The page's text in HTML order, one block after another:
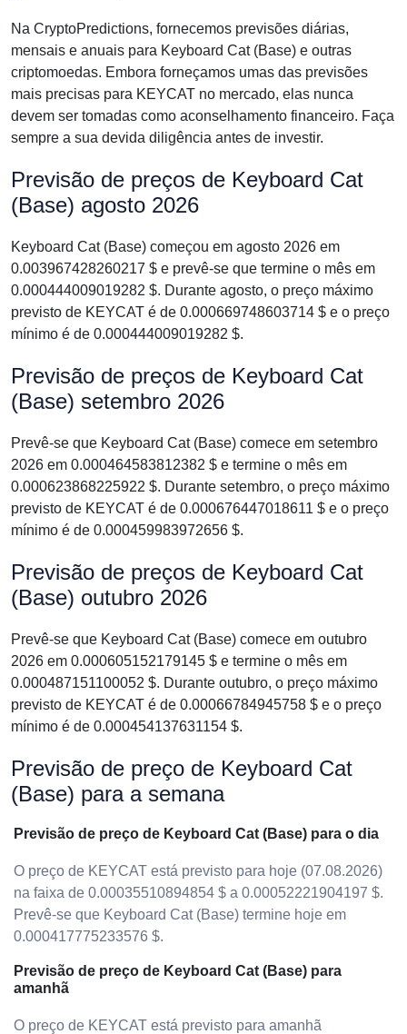
Na CryptoPredictions, fornecemos previsões diárias,
mensais e anuais para Keyboard Cat (Base) e outras
criptomoedas. Embora forneçamos umas das previsões
mais precisas para KEYCAT no mercado, elas nunca
devem ser tomadas como aconselhamento financeiro. Faça
sempre a sua devida diligência antes de investir.
Previsão de preços de Keyboard Cat
(Base) agosto 2026
Keyboard Cat (Base) começou em agosto 2026 em
0.003967428260217 $ e prevê-se que termine o mês em
0.000444009019282 $. Durante agosto, o preço máximo
previsto de KEYCAT é de 0.000669748603714 $ e o preço
mínimo é de 0.000444009019282 $.
Previsão de preços de Keyboard Cat
(Base) setembro 2026
Prevê-se que Keyboard Cat (Base) comece em setembro
2026 em 0.000464583812382 $ e termine o mês em
0.000623868225922 $. Durante setembro, o preço máximo
previsto de KEYCAT é de 0.000676447018611 $ e o preço
mínimo é de 0.000459983972656 $.
Previsão de preços de Keyboard Cat
(Base) outubro 2026
Prevê-se que Keyboard Cat (Base) comece em outubro
2026 em 0.000605152179145 $ e termine o mês em
0.000487151100052 $. Durante outubro, o preço máximo
previsto de KEYCAT é de 0.00066784945758 $ e o preço
mínimo é de 0.000454137631154 $.
Previsão de preço de Keyboard Cat
(Base) para a semana
Previsão de preço de Keyboard Cat (Base) para o dia
O preço de KEYCAT está previsto para hoje (07.08.2026)
na faixa de 0.00035510894854 $ a 0.00052221904197 $.
Prevê-se que Keyboard Cat (Base) termine hoje em
0.000417775233576 $.
Previsão de preço de Keyboard Cat (Base) para
amanhã
O preço de KEYCAT está previsto para amanhã